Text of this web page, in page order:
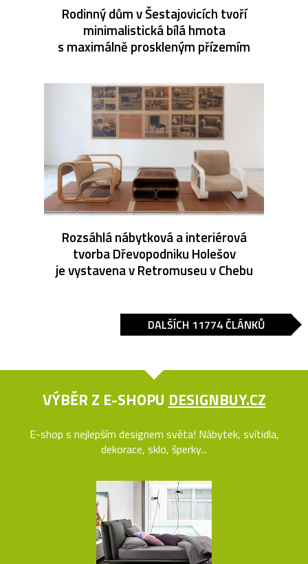
Rodinný dům v Šestajovicích tvoří
minimalistická bílá hmota
s maximálně proskleným přízemím
Rozsáhlá nábytková a interiérová
tvorba Dřevopodniku Holešov
je vystavena v Retromuseu v Chebu
DALŠÍCH 11774 ČLÁNKŮ
VÝBĚR Z E-SHOPU DESIGNBUY.CZ
E-shop s nejlepším designem světa! Nábytek, svítidla,
dekorace, sklo, šperky...